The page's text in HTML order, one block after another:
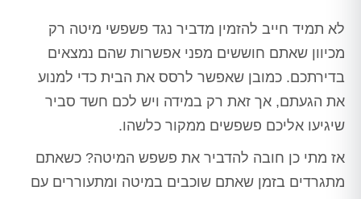
לא תמיד חייב להזמין מדביר נגד פשפשי מיטה רק
מכיוון שאתם חוששים מפני אפשרות שהם נמצאים
בדירתכם. כמובן שאפשר לרסס את הבית כדי למנוע
את הגעתם, אך זאת רק במידה ויש לכם חשד סביר
שיגיעו אליכם פשפשים ממקור כלשהו.
אז מתי כן חובה להדביר את פשפש המיטה? כשאתם
מתגרדים בזמן שאתם שוכבים במיטה ומתעוררים עם